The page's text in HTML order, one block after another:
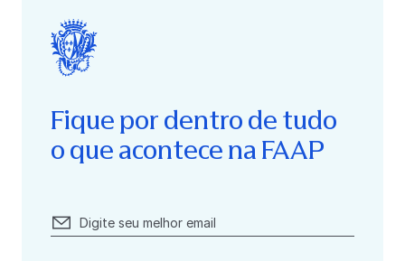
Fique por dentro de tudo
o que acontece na FAAP